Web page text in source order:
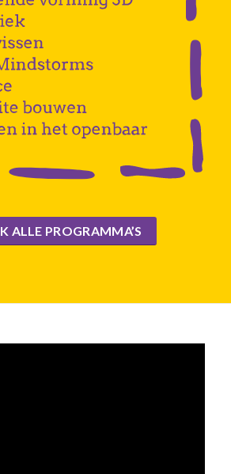
ALLE PROGRAMMA’S